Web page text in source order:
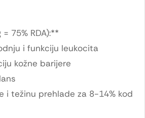
75% RDA):**
i funkciju leukocita
kožne barijere
i težinu prehlade za 8-14% kod